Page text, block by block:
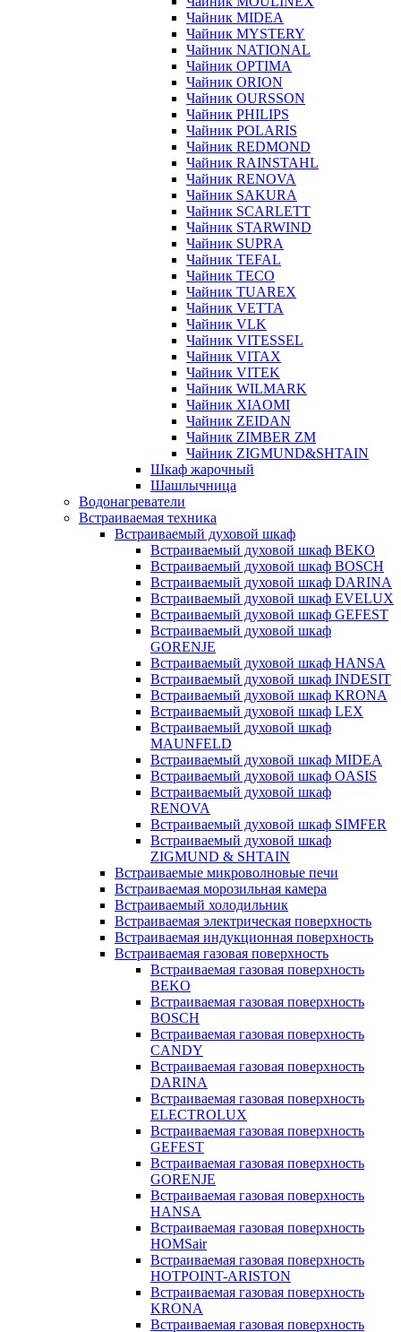
Чайник MIDEA
Чайник MYSTERY
Чайник NATIONAL
Чайник OPTIMA
Чайник ORION
Чайник OURSSON
Чайник PHILIPS
Чайник POLARIS
Чайник REDMOND
Чайник RAINSTAHL
Чайник RENOVA
Чайник SAKURA
Чайник SCARLETT
Чайник STARWIND
Чайник SUPRA
Чайник TEFAL
Чайник TECO
Чайник TUAREX
Чайник VETTA
Чайник VLK
Чайник VITESSEL
Чайник VITAX
Чайник VITEK
Чайник WILMARK
Чайник XIAOMI
Чайник ZEIDAN
Чайник ZIMBER ZM
Чайник ZIGMUND&SHTAIN
Шкаф жарочный
Шашлычница
Водонагреватели
Встраиваемая техника
Встраиваемый духовой шкаф
Встраиваемый духовой шкаф BEKO
Встраиваемый духовой шкаф BOSCH
Встраиваемый духовой шкаф DARINA
Встраиваемый духовой шкаф EVELUX
Встраиваемый духовой шкаф GEFEST
Встраиваемый духовой шкаф
GORENJE
Встраиваемый духовой шкаф HANSA
Встраиваемый духовой шкаф INDESIT
Встраиваемый духовой шкаф KRONA
Встраиваемый духовой шкаф LEX
Встраиваемый духовой шкаф
MAUNFELD
Встраиваемый духовой шкаф MIDEA
Встраиваемый духовой шкаф OASIS
Встраиваемый духовой шкаф
RENOVA
Встраиваемый духовой шкаф SIMFER
Встраиваемый духовой шкаф
ZIGMUND & SHTAIN
Встраиваемые микроволновые печи
Встраиваемая морозильная камера
Встраиваемый холодильник
Встраиваемая электрическая поверхность
Встраиваемая индукционная поверхность
Встраиваемая газовая поверхность
Встраиваемая газовая поверхность
BEKO
Встраиваемая газовая поверхность
BOSCH
Встраиваемая газовая поверхность
CANDY
Встраиваемая газовая поверхность
DARINA
Встраиваемая газовая поверхность
ELECTROLUX
Встраиваемая газовая поверхность
GEFEST
Встраиваемая газовая поверхность
GORENJE
Встраиваемая газовая поверхность
HANSA
Встраиваемая газовая поверхность
HOMSair
Встраиваемая газовая поверхность
HOTPOINT-ARISTON
Встраиваемая газовая поверхность
KRONA
Встраиваемая газовая поверхность